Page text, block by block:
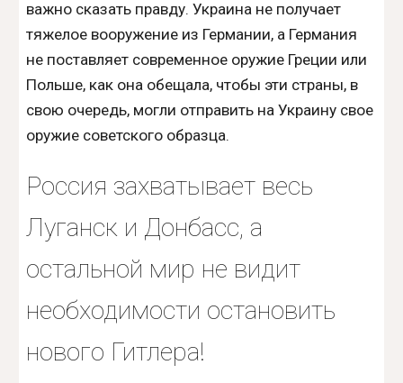
важно сказать правду. Украина не получает
тяжелое вооружение из Германии, а Германия
не поставляет современное оружие Греции или
Польше, как она обещала, чтобы эти страны, в
свою очередь, могли отправить на Украину свое
оружие советского образца.
Россия захватывает весь
Луганск и Донбасс, а
остальной мир не видит
необходимости остановить
нового Гитлера!